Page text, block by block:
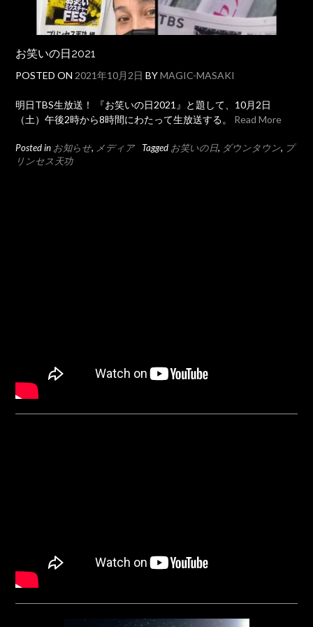
お笑いの日2021
POSTED ON 2021年10月2日 BYMAGIC-MASAKI
明日TBS生放送！ 『お笑いの日2021』と題して、10月2日
（土）午後2時から8時間にわたって生放送する。 Read More
Posted in お知らせ, メディア Tagged お笑いの日, ダウンタウン, プ
リンセス天功